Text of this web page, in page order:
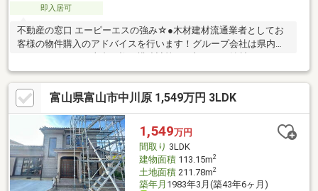
即入居可
不動産の窓口 エーピーエスの強み☆●木材建材流通業者としてお
客様の物件購入のアドバイスを行います！グループ会社は県内の
ハウスメーカーへ土台や柱を構造計算し、加工し、納材している
創業80周年以上ある アプト・シンコーです。木材のプロとして、
中身が見えない中古物件の購入に対して土台や柱、構造などのア
ドバイスも専門的に行えます。●土地探しから家探しまでノンス
トップでお手伝い！土地・家探し、資金計画から保険まで幅広い
分野のお手伝いをしています。●住み替えをご検討の方は是非！
当社では中古物件の買取から再販、仲介をしております。家の査
定も専門のプロフェッショナルが対応します。
富山県富山市中川原 1,549万円 3LDK
1,549万円
間取り 3LDK
建物面積113.15m2
土地面積211.78m2
築年月 1983年3月(築43年6ヶ月)